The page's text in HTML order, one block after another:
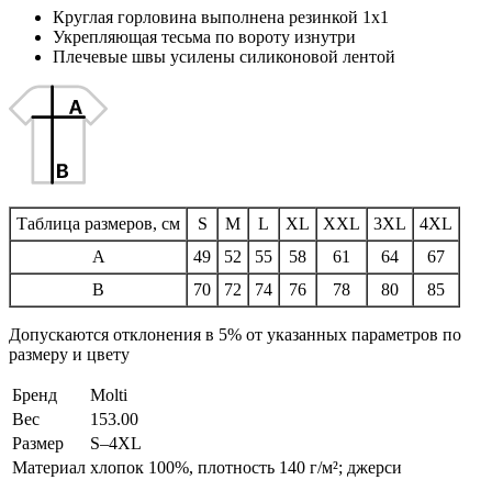
Круглая горловина выполнена резинкой 1х1
Укрепляющая тесьма по вороту изнутри
Плечевые швы усилены силиконовой лентой
Таблица размеров, см S M L XL XXL 3XL
4XL
A
49 52 55 58 61 64
67
B
70 72 74 76 78 80 85
Допускаются отклонения в 5% от указанных параметров по
размеру и цвету
Бренд
Molti
Вес
153.00
Размер
S–4XL
Материал хлопок 100%, плотность 140 г/м²; джерси